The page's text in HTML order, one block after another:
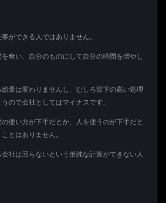
ができる人ではありません。
奪い、自分のものにして自分の時間を増やし
量は変わりませんし、むしろ部下の高い処理
ので会社としてはマイナスです。
使い方が下手だとか、人を使うのが下手だと
とはありません。
社は回らないという単純な計算ができない人